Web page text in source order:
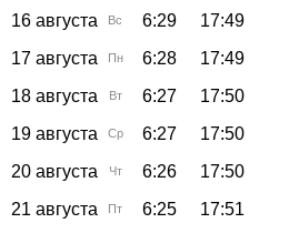
16 августа
Вс 6:29 17:49
17 августа
Пн 6:28 17:49
18 августа
Вт 6:27 17:50
19 августа
Ср 6:27 17:50
20 августа
Чт 6:26 17:50
21 августа
Пт 6:25 17:51